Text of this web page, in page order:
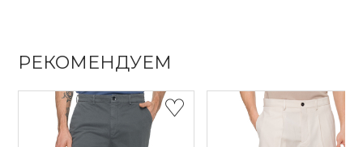
РЕКОМЕНДУЕМ